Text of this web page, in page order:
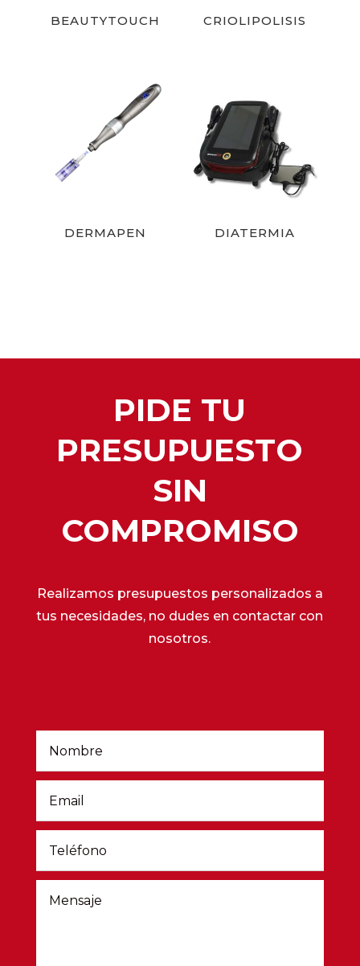
BEAUTYTOUCH CRIOLIPOLISIS
DERMAPEN DIATERMIA
PIDE TU
PRESUPUESTO
SIN
COMPROMISO
Realizamos presupuestos personalizados a
tus necesidades, no dudes en contactar con
nosotros.